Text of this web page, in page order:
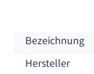
Bezeichnung
Hersteller